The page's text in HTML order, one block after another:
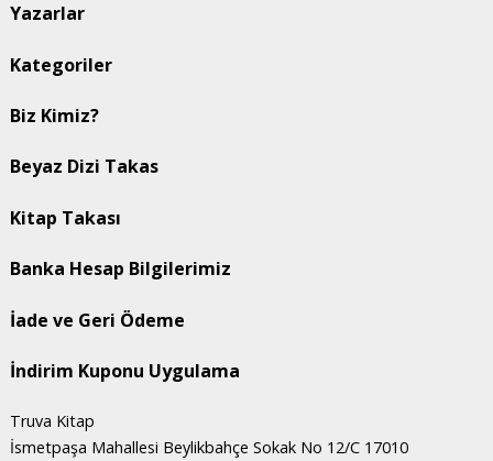
Yazarlar
Kategoriler
Biz Kimiz?
Beyaz Dizi Takas
Kitap Takası
Banka Hesap Bilgilerimiz
İade ve Geri Ödeme
İndirim Kuponu Uygulama
Truva Kitap
İsmetpaşa Mahallesi Beylikbahçe Sokak No 12/C 17010